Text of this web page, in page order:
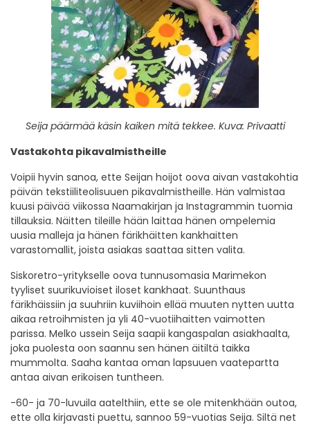
Seija päärmää käsin kaiken mitä tekkee. Kuva: Privaatti
Vastakohta pikavalmistheille
Voipii hyvin sanoa, ette Seijan hoijot oova aivan vastakohtia
päivän tekstiiliteolisuuen pikavalmistheille. Hän valmistaa
kuusi päivää viikossa Naamakirjan ja Instagrammin tuomia
tillauksia. Näitten tileille hään laittaa hänen ompelemia
uusia malleja ja hänen färikhäitten kankhaitten
varastomallit, joista asiakas saattaa sitten valita.
Siskoretro-yritykselle oova tunnusomasia Marimekon
tyyliset suurikuvioiset iloset kankhaat. Suunthaus
färikhäissiin ja suuhriin kuviihoin ellää muuten nytten uutta
aikaa retroihmisten ja yli 40-vuotiihaitten vaimotten
parissa. Melko ussein Seija saapii kangaspalan asiakhaalta,
joka puolesta oon saannu sen hänen äitiltä taikka
mummolta. Saaha kantaa oman lapsuuen vaatepartta
antaa aivan erikoisen tuntheen.
-60- ja 70-luvuila aatelthiin, ette se ole mitenkhään outoa,
ette olla kirjavasti puettu, sannoo 59-vuotias Seija. Siltä net